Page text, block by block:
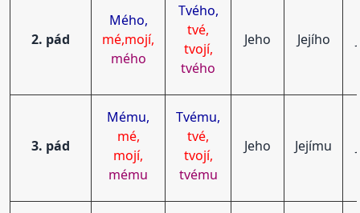
2. pád
Mého,
mé,mojí,
mého
Tvého,
tvé,
tvojí,
tvého
Jeho Jejího
3. pád
Mému,
mé,
mojí,
mému
Tvému,
tvé,
tvojí,
tvému
Jeho Jejímu